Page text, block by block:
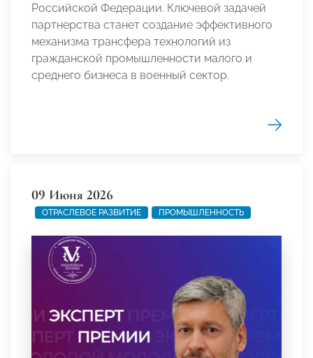
Российской Федерации. Ключевой задачей
партнерства станет создание эффективного
механизма трансфера технологий из
гражданской промышленности малого и
среднего бизнеса в военный сектор.
09 Июня 2026
ОТРАСЛЕВОЕ РАЗВИТИЕ ПРОМЫШЛЕННОСТЬ